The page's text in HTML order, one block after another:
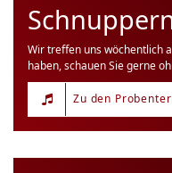
Wir treffen uns wöchentlich
haben, schauen Sie gerne
Zu den